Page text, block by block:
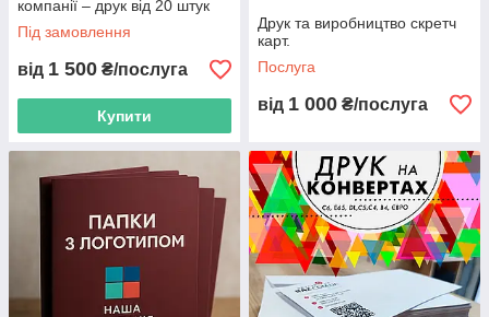
компанії – друк від 20 штук
Під замовлення
від 1 500 ₴/послуга
Купити
Друк та виробництво скретч
карт.
Послуга
від 1 000 ₴/послуга